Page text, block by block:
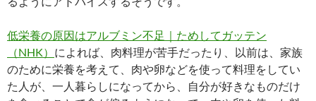
低栄養の原因はアルブミン不足｜ためしてガッテン
（NHK） によれば、肉料理が苦手だったり、以前は、家族
のために栄養を考えて、肉や卵などを使って料理をしてい
た人が、一人暮らしになってから、自分が好きなものだけ